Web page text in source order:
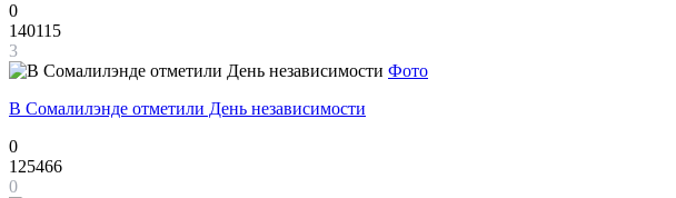
0
140115
3
Фото
В Сомалилэнде отметили День независимости
0
125466
0